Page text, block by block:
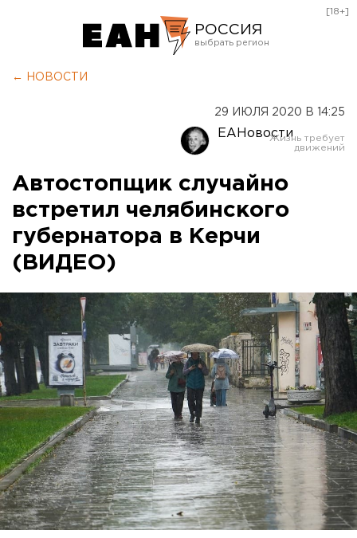
РОССИЯ
Оренбург
[18+]
← НОВОСТИ
29 ИЮЛЯ 2020 В 14:25
ЕАНовости
Автостопщик случайно
встретил челябинского
губернатора в Керчи
(ВИДЕО)